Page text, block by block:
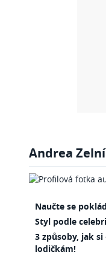
Andrea
Naučte se
Styl podle
3 způsoby, jak
lodičkám!